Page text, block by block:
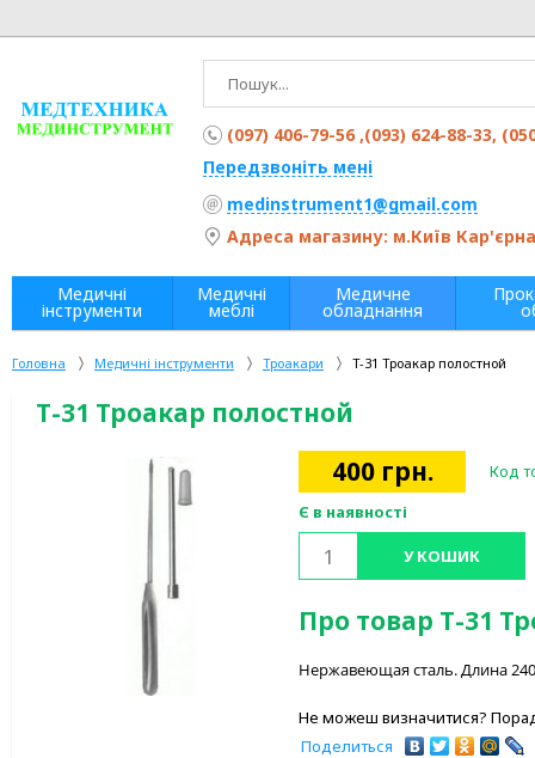
Головна Медичні інструменти Троакари Т-31 Троакар полостной
Т-31 Троакар полостной
400 грн.
Код
Є в наявності
У КОШИК
Про товар Т-31
Нержавеющая сталь. Длина
Не можеш визначитися?
Поделиться
(097) 406-79-56 ,(093) 624-88-33,
Передзвоніть мені
medinstrument1@gmail.com
Адреса магазину: м.Київ
Медичні
інструменти
Медичні
меблі
Медичне
обладнання